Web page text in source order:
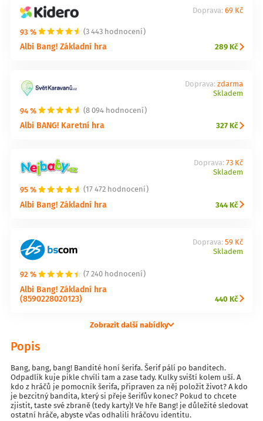
93 % (3 443 hodnocení)
Albi Bang! Základní hra
Doprava: 69 Kč
289 Kč
94 % (8 094 hodnocení)
Albi BANG! Karetní hra
Doprava: zdarma
Skladem
327 Kč
95 % (17 472 hodnocení)
Albi Bang! Základní hra
Doprava: 73 Kč
Skladem
344 Kč
92 % (7 240 hodnocení)
Albi Bang! Základní hra
(8590228020123)
Doprava: 59 Kč
Skladem
440 Kč
Zobrazit další nabídky
Popis
Bang, bang, bang! Bandité honí šerifa. Šerif pálí po banditech.
Odpadlík kuje pikle chvíli tam a zase tady. Kulky sviští kolem uší. A
kdo z hráčů je pomocník šerifa, připraven za něj položit život? A kdo
je bezcitný bandita, který si přeje šerifův konec? Pokud to chcete
zjistit, taste své zbraně (tedy karty)! Ve hře Bang! je důležité sledovat
ostatní hráče, abyste včas odhalili hráčovu identitu.